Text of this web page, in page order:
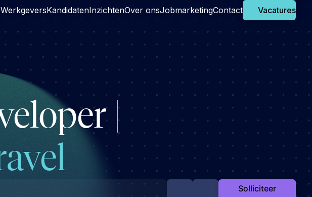
WerkgeversKandidatenInzichtenOver onsJobmarketingContact Vacatures
|
Solliciteer